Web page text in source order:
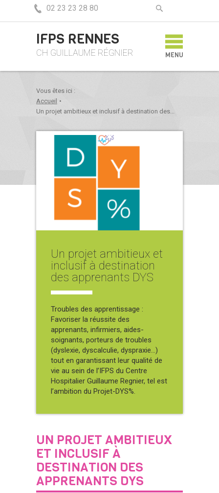
02 23 23 28 80
IFPS RENNES
CH GUILLAUME RÉGNIER MENU
Vous êtes ici :
Accueil •
Un projet ambitieux et inclusif à destination des...
Un projet ambitieux et
inclusif à destination
des apprenants DYS
Troubles des apprentissage :
Favoriser la réussite des
apprenants, infirmiers, aides-
soignants, porteurs de troubles
(dyslexie, dyscalculie, dyspraxie…)
tout en garantissant leur qualité de
vie au sein de l’IFPS du Centre
Hospitalier Guillaume Regnier, tel est
l’ambition du Projet-DYS%.
UN PROJET AMBITIEUX
ET INCLUSIF À
DESTINATION DES
APPRENANTS DYS